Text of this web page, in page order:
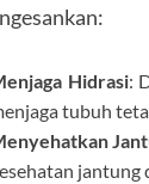
Hidrasi:
tubuh
jantung